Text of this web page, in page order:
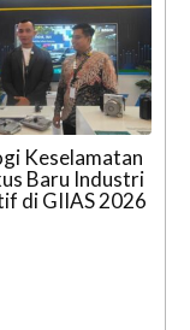
Keselamatan
Baru Industri
di GIIAS 2026